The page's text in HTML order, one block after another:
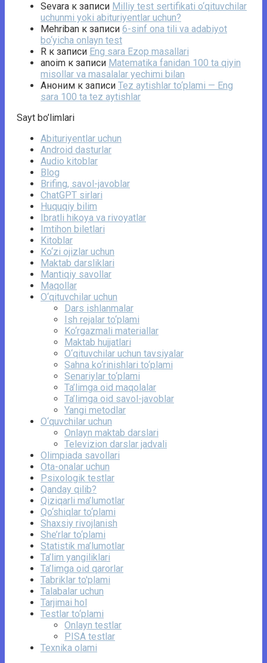
Sevara к записи Milliy test sertifikati o‘qituvchilar
uchunmi yoki abituriyentlar uchun?
Mehriban к записи 6-sinf ona tili va adabiyot
bo‘yicha onlayn test
R к записи Eng sara Ezop masallari
anoim к записи Matematika fanidan 100 ta qiyin
misollar va masalalar yechimi bilan
Аноним к записи Tez aytishlar to‘plami — Eng
sara 100 ta tez aytishlar
Sayt bo’limlari
Abituriyentlar uchun
Android dasturlar
Audio kitoblar
Blog
Brifing, savol-javoblar
ChatGPT sirlari
Huquqiy bilim
Ibratli hikoya va rivoyatlar
Imtihon biletlari
Kitoblar
Ko‘zi ojizlar uchun
Maktab darsliklari
Mantiqiy savollar
Maqollar
O‘qituvchilar uchun
Dars ishlanmalar
Ish rejalar to‘plami
Ko‘rgazmali materiallar
Maktab hujjatlari
O‘qituvchilar uchun tavsiyalar
Sahna ko‘rinishlari to‘plami
Senariylar to‘plami
Ta’limga oid maqolalar
Ta’limga oid savol-javoblar
Yangi metodlar
O‘quvchilar uchun
Onlayn maktab darslari
Televizion darslar jadvali
Olimpiada savollari
Ota-onalar uchun
Psixologik testlar
Qanday qilib?
Qiziqarli ma’lumotlar
Qo‘shiqlar to‘plami
Shaxsiy rivojlanish
She’rlar to‘plami
Statistik ma’lumotlar
Ta’lim yangiliklari
Ta’limga oid qarorlar
Tabriklar to'plami
Talabalar uchun
Tarjimai hol
Testlar to‘plami
Onlayn testlar
PISA testlar
Texnika olami